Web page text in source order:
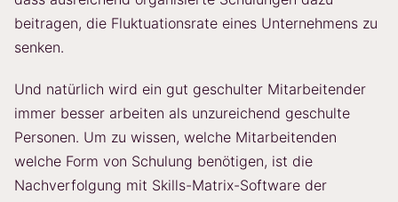
beitragen, die Fluktuationsrate eines Unternehmens zu
senken.
Und natürlich wird ein gut geschulter Mitarbeitender
immer besser arbeiten als unzureichend geschulte
Personen. Um zu wissen, welche Mitarbeitenden
welche Form von Schulung benötigen, ist die
Nachverfolgung mit Skills-Matrix-Software der